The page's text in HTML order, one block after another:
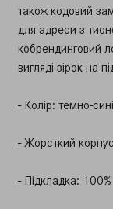
також кодовий
для адреси з
кобрендинговий
вигляді зірок на
- Колір: темно-
- Жорсткий
- Підкладка: 100%